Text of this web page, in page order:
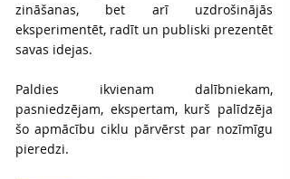
zināšanas, bet arī uzdrošinājās
eksperimentēt, radīt un publiski prezentēt
savas idejas.
Paldies ikvienam dalībniekam,
pasniedzējam, ekspertam, kurš palīdzēja
šo apmācību ciklu pārvērst par nozīmīgu
pieredzi.